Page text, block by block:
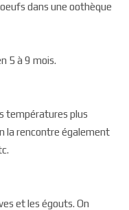
dans une oothèque
5 à 9 mois.
températures plus
la rencontre également
et les égouts. On